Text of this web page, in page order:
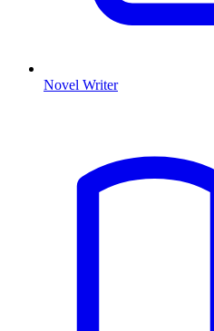
Novel Writer